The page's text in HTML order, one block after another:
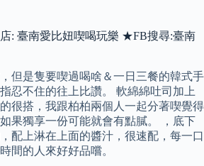
: 臺南愛比妞喫喝玩樂 ★FB搜尋:臺南
但是隻要喫過喝啥＆一日三餐的韓式手
忍不住的往上比讚。 軟綿綿吐司加上
很搭，我跟柏柏兩個人一起分著喫覺得
果獨享一份可能就會有點膩。 ，底下
配上淋在上面的醬汁，很速配，每一口
間的人來好好品嚐。